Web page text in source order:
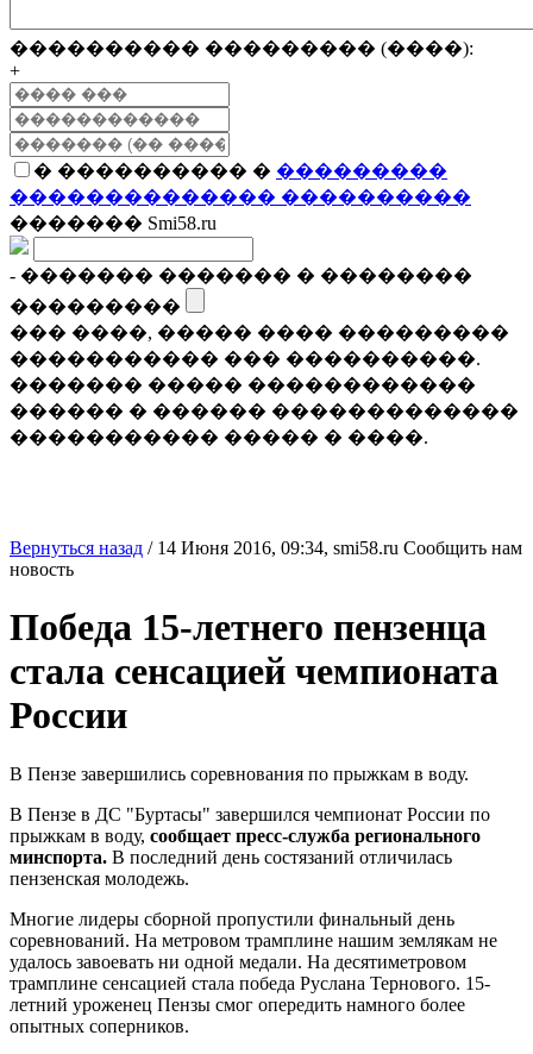
���������� ��������� (����):
+
� ���������� � ���������
�������������� ����������
������� Smi58.ru
- ������� ������� � ��������
���������
��� ����, ����� ���� ���������
����������� ��� ����������.
������� ����� ������������
������ � ������ �������������
����������� ����� � ����.
Вернуться назад / 14 Июня 2016, 09:34, smi58.ru Сообщить нам
новость
Победа 15-летнего пензенца
стала сенсацией чемпионата
России
В Пензе завершились соревнования по прыжкам в воду.
В Пензе в ДС "Буртасы" завершился чемпионат России по
прыжкам в воду, сообщает пресс-служба регионального
минспорта. В последний день состязаний отличилась
пензенская молодежь.
Многие лидеры сборной пропустили финальный день
соревнований. На метровом трамплине нашим землякам не
удалось завоевать ни одной медали. На десятиметровом
трамплине сенсацией стала победа Руслана Тернового. 15-
летний уроженец Пензы смог опередить намного более
опытных соперников.